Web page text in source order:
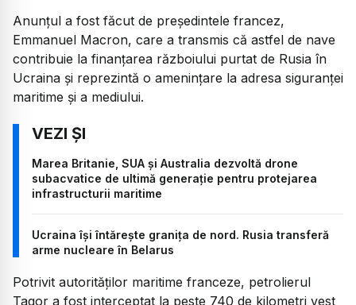
Anunțul a fost făcut de președintele francez,
Emmanuel Macron, care a transmis că astfel de nave
contribuie la finanțarea războiului purtat de Rusia în
Ucraina și reprezintă o amenințare la adresa siguranței
maritime și a mediului.
Marea Britanie, SUA și Australia dezvoltă drone
subacvatice de ultimă generație pentru protejarea
infrastructurii maritime
Ucraina își întărește granița de nord. Rusia transferă
arme nucleare în Belarus
Potrivit autorităților maritime franceze, petrolierul
Tagor a fost interceptat la peste 740 de kilometri vest